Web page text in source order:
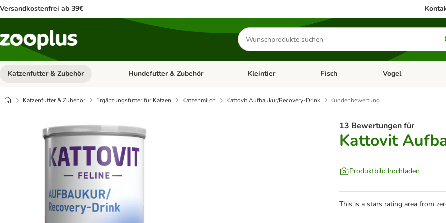
Versandkostenfrei ab 39€
Produkte
suchen
Katzenfutter & Zubehör Kategorie-Menü öffnen: Katzenfutter & Zubehör
Hundefutter & Zubehör Kategorie-Menü öffnen: Hundefutter & Zubehör
Kleintier Kategorie-Menü öffnen: Kleintier
Fisch Kategorie-Menü
Vogel
Katzenfutter & Zubehör Ergänzungsfutter für Katzen Katzenmilch Kattovit Aufbaukur/Recovery-Drink Kundenbewertung
13 Bewertungen für
Kattovit
Produktbild hochladen
This is a stars rating area from